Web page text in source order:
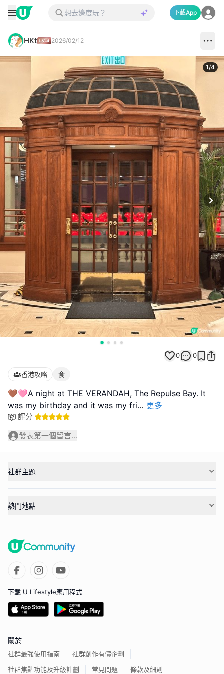
下載App
HKt 2026/02/12
1/4
0 0
香港攻略 食
🤎🩷A night at THE VERANDAH, The Repulse Bay. It
was my birthday and it was my fri... 更多
評分
發表第一個留言...
社群主題
熱門地點
下載 U Lifestyle應用程式
關於
社群最強使用指南
社群創作有價企劃
社群焦點功能及升級計劃
常見問題 條款及細則